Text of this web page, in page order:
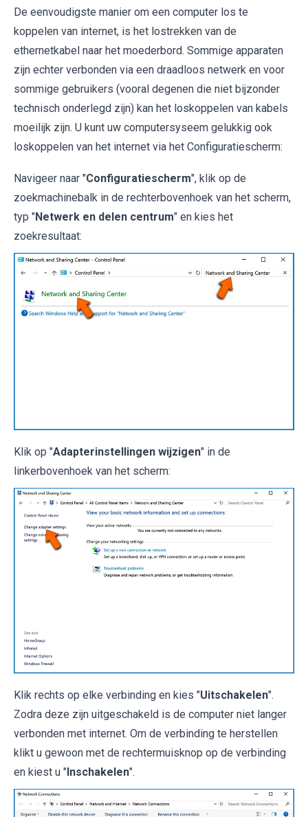
De eenvoudigste manier om een computer los te
koppelen van internet, is het lostrekken van de
ethernetkabel naar het moederbord. Sommige apparaten
zijn echter verbonden via een draadloos netwerk en voor
sommige gebruikers (vooral degenen die niet bijzonder
technisch onderlegd zijn) kan het loskoppelen van kabels
moeilijk zijn. U kunt uw computersyseem gelukkig ook
loskoppelen van het internet via het Configuratiescherm:
Navigeer naar "Configuratiescherm", klik op de
zoekmachinebalk in de rechterbovenhoek van het scherm,
typ "Netwerk en delen centrum" en kies het
zoekresultaat:
Klik op "Adapterinstellingen wijzigen" in de
linkerbovenhoek van het scherm:
Klik rechts op elke verbinding en kies "Uitschakelen".
Zodra deze zijn uitgeschakeld is de computer niet langer
verbonden met internet. Om de verbinding te herstellen
klikt u gewoon met de rechtermuisknop op de verbinding
en kiest u " Inschakelen".